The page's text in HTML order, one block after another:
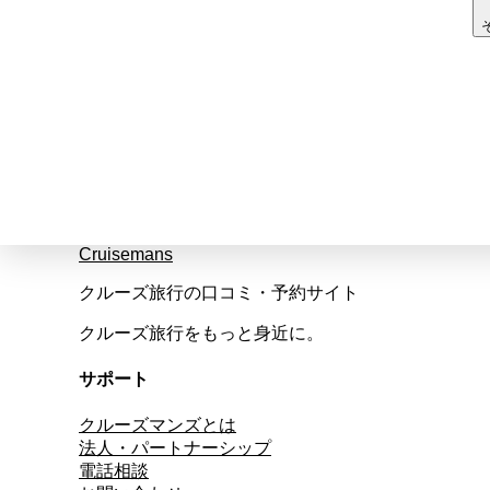
Cruisemans
クルーズ旅行の口コミ・予約サイト
クルーズ旅行をもっと身近に。
サポート
クルーズマンズとは
法人・パートナーシップ
電話相談